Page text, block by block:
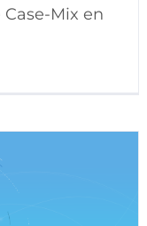
Mix en